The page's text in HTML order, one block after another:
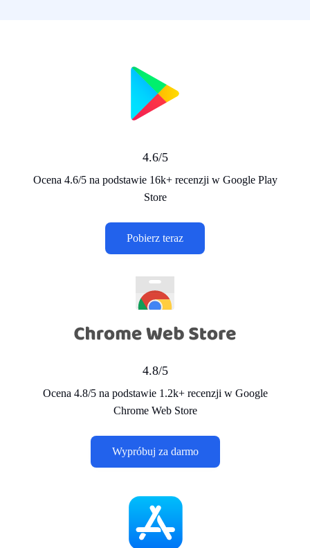
4.6/5
Ocena 4.6/5 na podstawie 16k+ recenzji w Google Play
Store
Pobierz teraz
4.8/5
Ocena 4.8/5 na podstawie 1.2k+ recenzji w Google
Chrome Web Store
Wypróbuj za darmo